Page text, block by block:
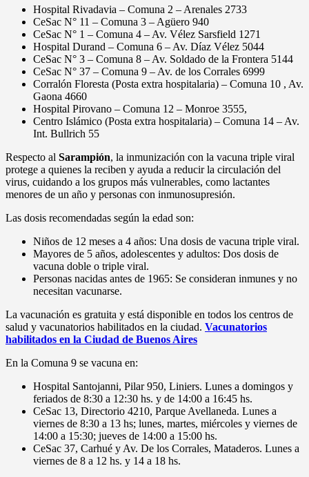
Hospital Rivadavia – Comuna 2 – Arenales 2733
CeSac N° 11 – Comuna 3 – Agüero 940
CeSac N° 1 – Comuna 4 – Av. Vélez Sarsfield 1271
Hospital Durand – Comuna 6 – Av. Díaz Vélez 5044
CeSac N° 3 – Comuna 8 – Av. Soldado de la Frontera 5144
CeSac N° 37 – Comuna 9 – Av. de los Corrales 6999
Corralón Floresta (Posta extra hospitalaria) – Comuna 10 , Av.
Gaona 4660
Hospital Pirovano – Comuna 12 – Monroe 3555,
Centro Islámico (Posta extra hospitalaria) – Comuna 14 – Av.
Int. Bullrich 55
Respecto al Sarampión, la inmunización con la vacuna triple viral
protege a quienes la reciben y ayuda a reducir la circulación del
virus, cuidando a los grupos más vulnerables, como lactantes
menores de un año y personas con inmunosupresión.
Las dosis recomendadas según la edad son:
Niños de 12 meses a 4 años: Una dosis de vacuna triple viral.
Mayores de 5 años, adolescentes y adultos: Dos dosis de
vacuna doble o triple viral.
Personas nacidas antes de 1965: Se consideran inmunes y no
necesitan vacunarse.
La vacunación es gratuita y está disponible en todos los centros de
salud y vacunatorios habilitados en la ciudad. Vacunatorios
habilitados en la Ciudad de Buenos Aires
En la Comuna 9 se vacuna en:
Hospital Santojanni, Pilar 950, Liniers. Lunes a domingos y
feriados de 8:30 a 12:30 hs. y de 14:00 a 16:45 hs.
CeSac 13, Directorio 4210, Parque Avellaneda. Lunes a
viernes de 8:30 a 13 hs; lunes, martes, miércoles y viernes de
14:00 a 15:30; jueves de 14:00 a 15:00 hs.
CeSac 37, Carhué y Av. De los Corrales, Mataderos. Lunes a
viernes de 8 a 12 hs. y 14 a 18 hs.